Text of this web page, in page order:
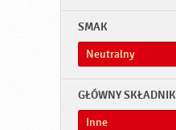
SMAK
Neutralny
GŁÓWNY SKŁADNIK
Inne